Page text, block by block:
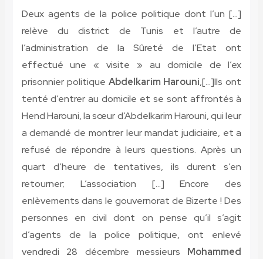
[…] Deux agents de la police politique dont l’un
relève du district de Tunis et l’autre de
l’administration de la Sûreté de l’Etat ont
effectué une « visite » au domicile de l’ex
prisonnier politique Abdelkarim Harouni,[…]Ils ont
tenté d’entrer au domicile et se sont affrontés à
Hend Harouni, la sœur d’Abdelkarim Harouni, qui leur
a demandé de montrer leur mandat judiciaire, et a
refusé de répondre à leurs questions. Après un
quart d’heure de tentatives, ils durent s’en
retourner; L’association […] Encore des
enlèvements dans le gouvernorat de Bizerte ! Des
personnes en civil dont on pense qu’il s’agit
d’agents de la police politique, ont enlevé
vendredi 28 décembre messieurs Mohammed